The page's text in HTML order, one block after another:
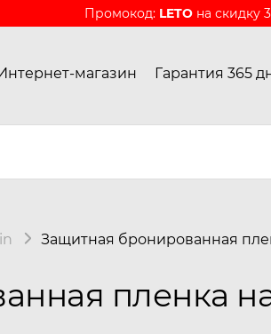
Промокод: LETO на скидку
магазин Гарантия 365
Защитная бронированная
пленка